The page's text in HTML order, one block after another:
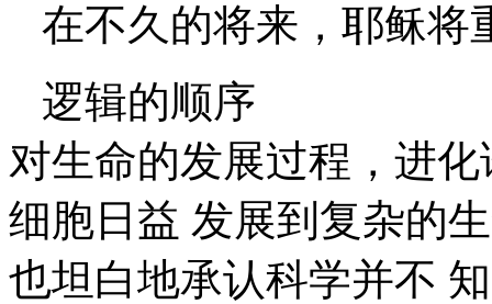
在不久的将来，耶稣将
逻辑的顺序
对生命的发展过程，进
细胞日益 发展到复杂的
也坦白地承认科学并不